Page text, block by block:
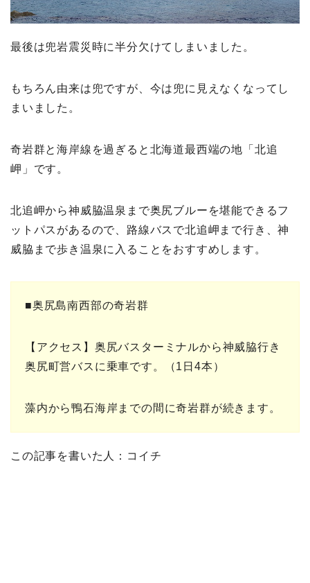
最後は兜岩震災時に半分欠けてしまいました。
もちろん由来は兜ですが、今は兜に見えなくなってし
まいました。
奇岩群と海岸線を過ぎると北海道最西端の地「北追
岬」です。
北追岬から神威脇温泉まで奥尻ブルーを堪能できるフ
ットパスがあるので、路線バスで北追岬まで行き、神
威脇まで歩き温泉に入ることをおすすめします。
■奥尻島南西部の奇岩群
【アクセス】奥尻バスターミナルから神威脇行き
奥尻町営バスに乗車です。（1日4本）
藻内から鴨石海岸までの間に奇岩群が続きます。
この記事を書いた人：コイチ